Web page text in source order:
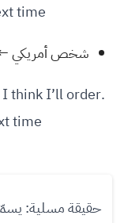
time
شخص أمريكي
think I’ll order
time